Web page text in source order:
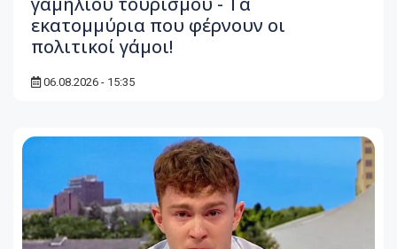
εκατομμύρια που φέρνουν οι
πολιτικοί γάμοι!
06.08.2026 - 15:35